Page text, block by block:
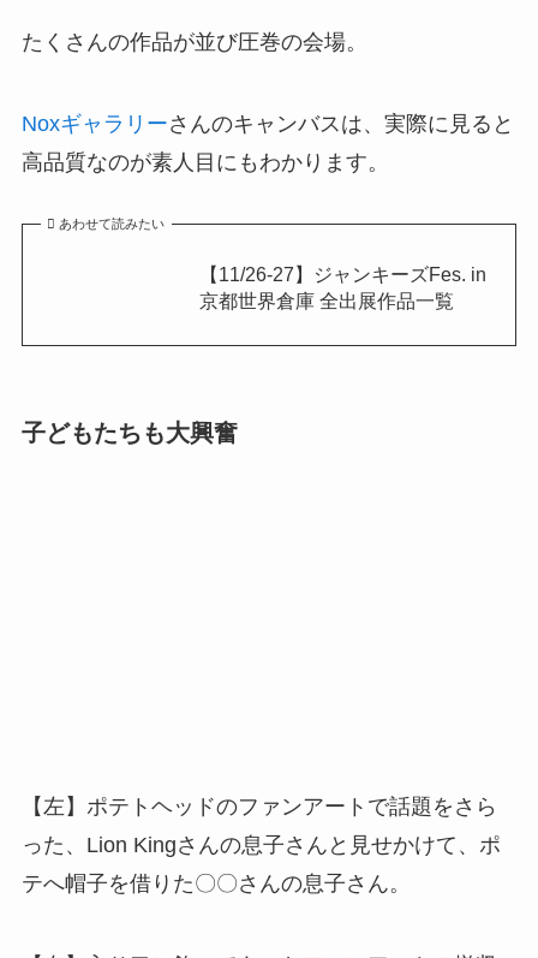
たくさんの作品が並び圧巻の会場。
Noxギャラリーさんのキャンバスは、実際に見ると
高品質なのが素人目にもわかります。
あわせて読みたい
【11/26-27】ジャンキーズFes. in
京都世界倉庫 全出展作品一覧
子どもたちも大興奮
【左】ポテトヘッドのファンアートで話題をさら
った、Lion Kingさんの息子さんと見せかけて、ポ
テへ帽子を借りた〇〇さんの息子さん。